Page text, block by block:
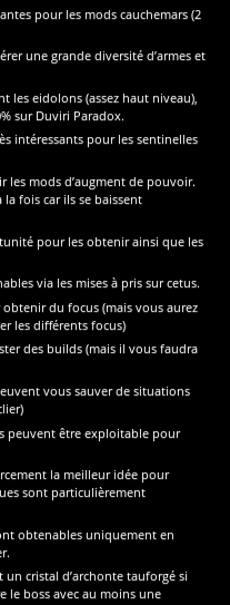
pour les mods cauchemars (2
une grande diversité d’armes et
les eidolons (assez haut niveau),
sur Duviri Paradox.
intéressants pour les sentinelles
mods d’augment de pouvoir.
fois car ils se baissent
pour les obtenir ainsi que les
via les mises à pris sur cetus.
du focus (mais vous aurez
les différents focus)
des builds (mais il vous faudra
vous sauver de situations
peuvent être exploitable pour
la meilleur idée pour
sont particulièrement
obtenables uniquement en
un cristal d’archonte tauforgé si
le boss avec au moins une